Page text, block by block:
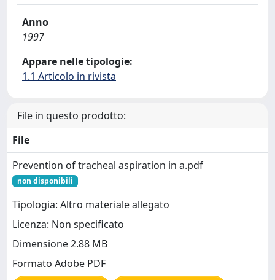
Anno
1997
Appare nelle tipologie:
1.1 Articolo in rivista
File in questo prodotto:
File
Prevention of tracheal aspiration in a.pdf
non disponibili
Tipologia: Altro materiale allegato
Licenza: Non specificato
Dimensione 2.88 MB
Formato Adobe PDF